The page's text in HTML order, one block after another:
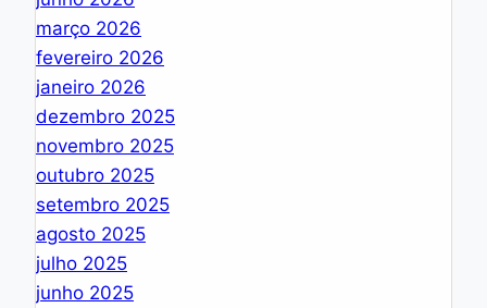
março 2026
fevereiro 2026
janeiro 2026
dezembro 2025
novembro 2025
outubro 2025
setembro 2025
agosto 2025
julho 2025
junho 2025